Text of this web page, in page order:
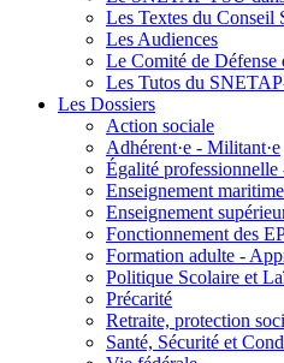
Les Textes du Conseil
Les Audiences
Le Comité de
Les Tutos du
Les Dossiers
Action sociale
Adhérent·e - Militant·e
Égalité
Enseignement maritime
Enseignement
Fonctionnement des
Formation adulte -
Politique Scolaire et
Précarité
Retraite, protection
Santé, Sécurité et